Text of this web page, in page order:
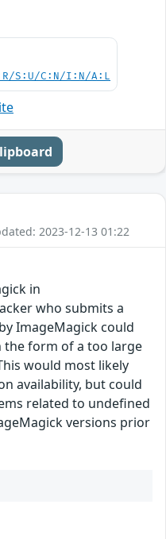
S:U/C:N/I:N/A:L
2023-12-13 01:22
in
who submits a
ImageMagick could
form of a too large
would most likely
availability, but could
related to undefined
versions prior